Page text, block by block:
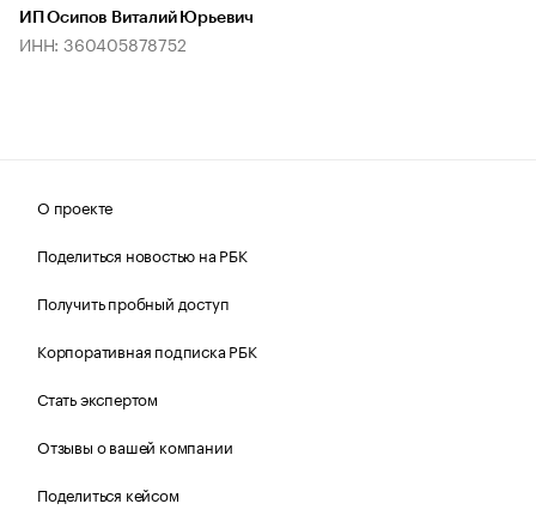
ИП Осипов Виталий Юрьевич
ИНН: 360405878752
О проекте
Поделиться новостью на РБК
Получить пробный доступ
Корпоративная подписка РБК
Стать экспертом
Отзывы о вашей компании
Поделиться кейсом